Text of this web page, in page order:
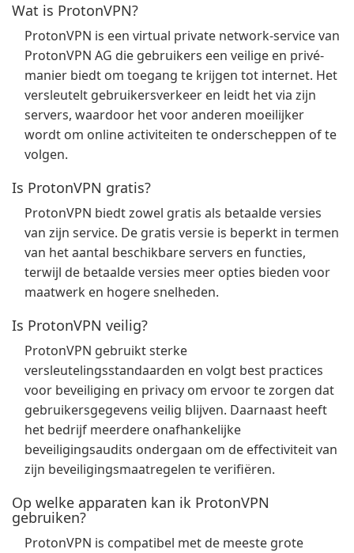
Wat is ProtonVPN?
ProtonVPN is een virtual private network-service van
ProtonVPN AG die gebruikers een veilige en privé-
manier biedt om toegang te krijgen tot internet. Het
versleutelt gebruikersverkeer en leidt het via zijn
servers, waardoor het voor anderen moeilijker
wordt om online activiteiten te onderscheppen of te
volgen.
Is ProtonVPN gratis?
ProtonVPN biedt zowel gratis als betaalde versies
van zijn service. De gratis versie is beperkt in termen
van het aantal beschikbare servers en functies,
terwijl de betaalde versies meer opties bieden voor
maatwerk en hogere snelheden.
Is ProtonVPN veilig?
ProtonVPN gebruikt sterke
versleutelingsstandaarden en volgt best practices
voor beveiliging en privacy om ervoor te zorgen dat
gebruikersgegevens veilig blijven. Daarnaast heeft
het bedrijf meerdere onafhankelijke
beveiligingsaudits ondergaan om de effectiviteit van
zijn beveiligingsmaatregelen te verifiëren.
Op welke apparaten kan ik ProtonVPN
gebruiken?
ProtonVPN is compatibel met de meeste grote